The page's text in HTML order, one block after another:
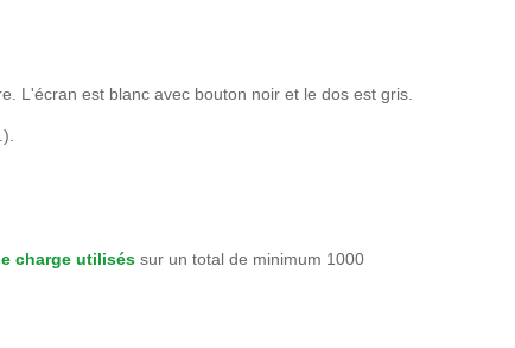
L'écran est blanc avec bouton noir et le dos est gris.
charge utilisés sur un total de minimum 1000